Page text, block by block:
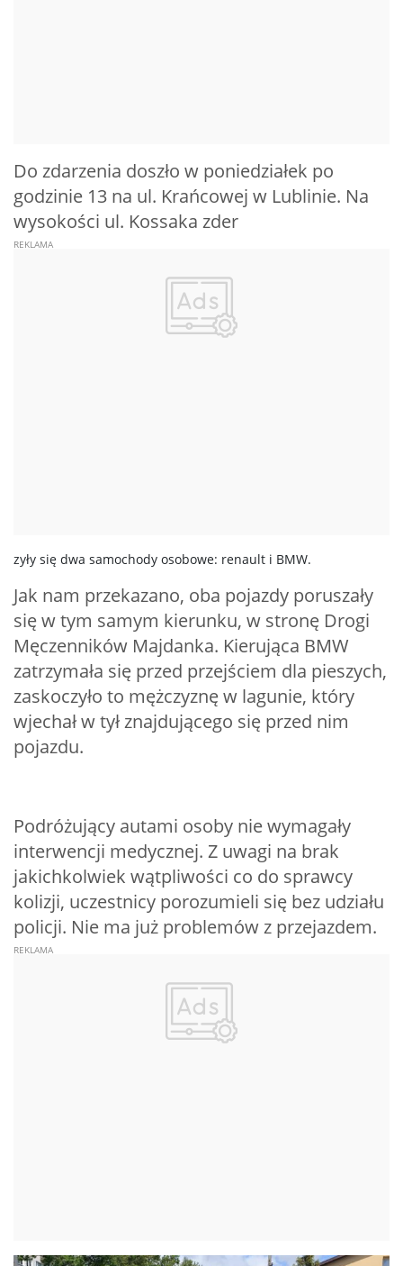
Do zdarzenia doszło w poniedziałek po
godzinie 13 na ul. Krańcowej w Lublinie. Na
wysokości ul. Kossaka zder
zyły się dwa samochody osobowe: renault i BMW.
Jak nam przekazano, oba pojazdy poruszały
się w tym samym kierunku, w stronę Drogi
Męczenników Majdanka. Kierująca BMW
zatrzymała się przed przejściem dla pieszych,
zaskoczyło to mężczyznę w lagunie, który
wjechał w tył znajdującego się przed nim
pojazdu.
Podróżujący autami osoby nie wymagały
interwencji medycznej. Z uwagi na brak
jakichkolwiek wątpliwości co do sprawcy
kolizji, uczestnicy porozumieli się bez udziału
policji. Nie ma już problemów z przejazdem.